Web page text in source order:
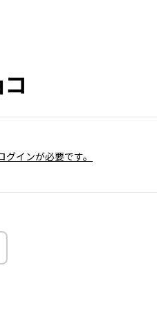
インが必要です。